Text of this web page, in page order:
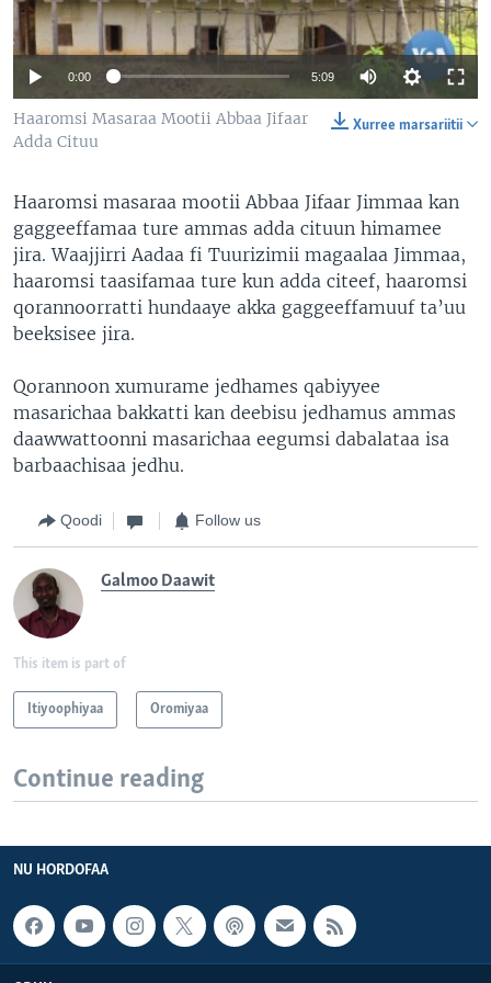
0:00 5:09
Xurree marsariitii
Haaromsi Masaraa Mootii Abbaa Jifaar
Adda Cituu
Haaromsi masaraa mootii Abbaa Jifaar Jimmaa kan
gaggeeffamaa ture ammas adda cituun himamee
jira. Waajjirri Aadaa fi Tuurizimii magaalaa Jimmaa,
haaromsi taasifamaa ture kun adda citeef, haaromsi
qorannoorratti hundaaye akka gaggeeffamuuf ta’uu
beeksisee jira.
Qorannoon xumurame jedhames qabiyyee
masarichaa bakkatti kan deebisu jedhamus ammas
daawwattoonni masarichaa eegumsi dabalataa isa
barbaachisaa jedhu.
Qoodi Follow us
Galmoo Daawit
This item is part of
Itiyoophiyaa Oromiyaa
Continue reading
NU HORDOFAA